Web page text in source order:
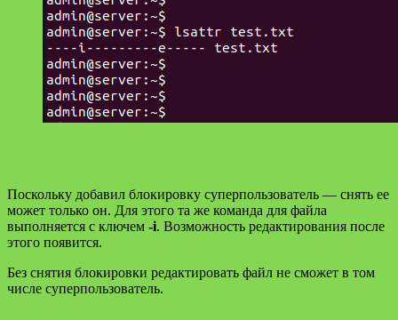
Поскольку добавил блокировку суперпользователь — снять ее
может только он. Для этого та же команда для файла
выполняется с ключем -i. Возможность редактирования после
этого появится.
Без снятия блокировки редактировать файл не сможет в том
числе суперпользователь.